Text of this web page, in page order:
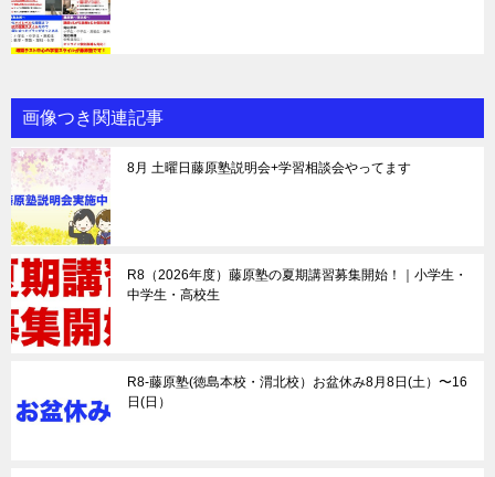
画像つき関連記事
8月 土曜日藤原塾説明会+学習相談会やってます
R8（2026年度）藤原塾の夏期講習募集開始！｜小学生・
中学生・高校生
R8-藤原塾(徳島本校・渭北校）お盆休み8月8日(土）〜16
日(日）